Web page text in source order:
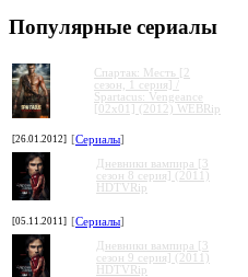
Популярные сериалы
Спартак: Месть [2
сезон, 1 серия] /
Spartacus: Vengeance
[02x01] (2012) WEBRip
[26.01.2012] [Сериалы]
Дневники вампира [3
сезон 8 серия] (2011)
HDTVRip
[05.11.2011] [Сериалы]
Дневники вампира [3
сезон 9 серия] (2011)
HDTVRip